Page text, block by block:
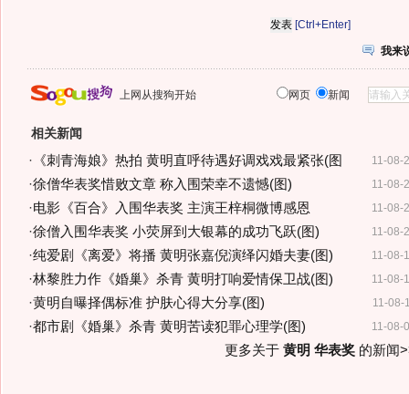
[Ctrl+Enter]
我来
上网从搜狗开始 网页 新闻
相关新闻
11-08-
· 《刺青海娘》热拍 黄明直呼待遇好调戏戏最紧张(图
11-08-
·徐僧华表奖惜败文章 称入围荣幸不遗憾(图)
11-08-
·电影《百合》入围华表奖 主演王梓桐微博感恩
11-08-
·徐僧入围华表奖 小荧屏到大银幕的成功飞跃(图)
11-08-
·纯爱剧《离爱》将播 黄明张嘉倪演绎闪婚夫妻(图)
11-08-
·林黎胜力作《婚巢》杀青 黄明打响爱情保卫战(图)
11-08-
·黄明自曝择偶标准 护肤心得大分享(图)
11-08-
·都市剧《婚巢》杀青 黄明苦读犯罪心理学(图)
更多关于 黄明 华表奖的新闻